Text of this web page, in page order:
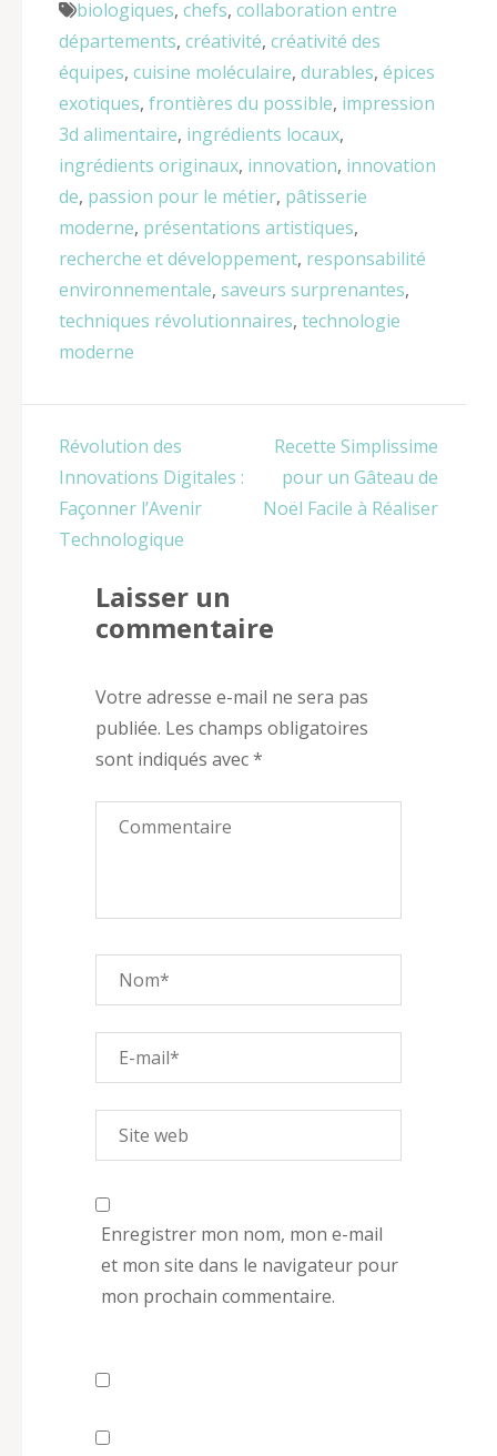
biologiques, chefs, collaboration entre
départements, créativité, créativité des
équipes, cuisine moléculaire, durables, épices
exotiques, frontières du possible, impression
3d alimentaire, ingrédients locaux,
ingrédients originaux, innovation, innovation
de, passion pour le métier, pâtisserie
moderne, présentations artistiques,
recherche et développement, responsabilité
environnementale, saveurs surprenantes,
techniques révolutionnaires, technologie
moderne
Navigation
de
l’article
Révolution des
Innovations Digitales :
Façonner l’Avenir
Technologique
Recette Simplissime
pour un Gâteau de
Noël Facile à Réaliser
Laisser un
commentaire
Votre adresse e-mail ne sera pas
publiée. Les champs obligatoires
sont indiqués avec*
Enregistrer mon nom, mon e-mail
et mon site dans le navigateur pour
mon prochain commentaire.